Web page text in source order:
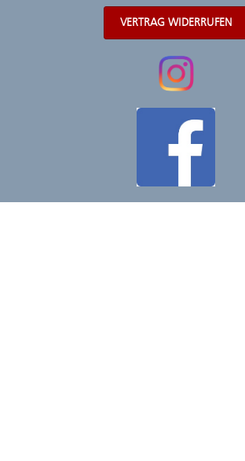
VERTRAG WIDERRUFEN